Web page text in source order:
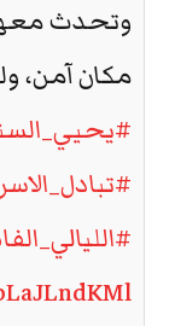
وتحدث
مكان آمن،